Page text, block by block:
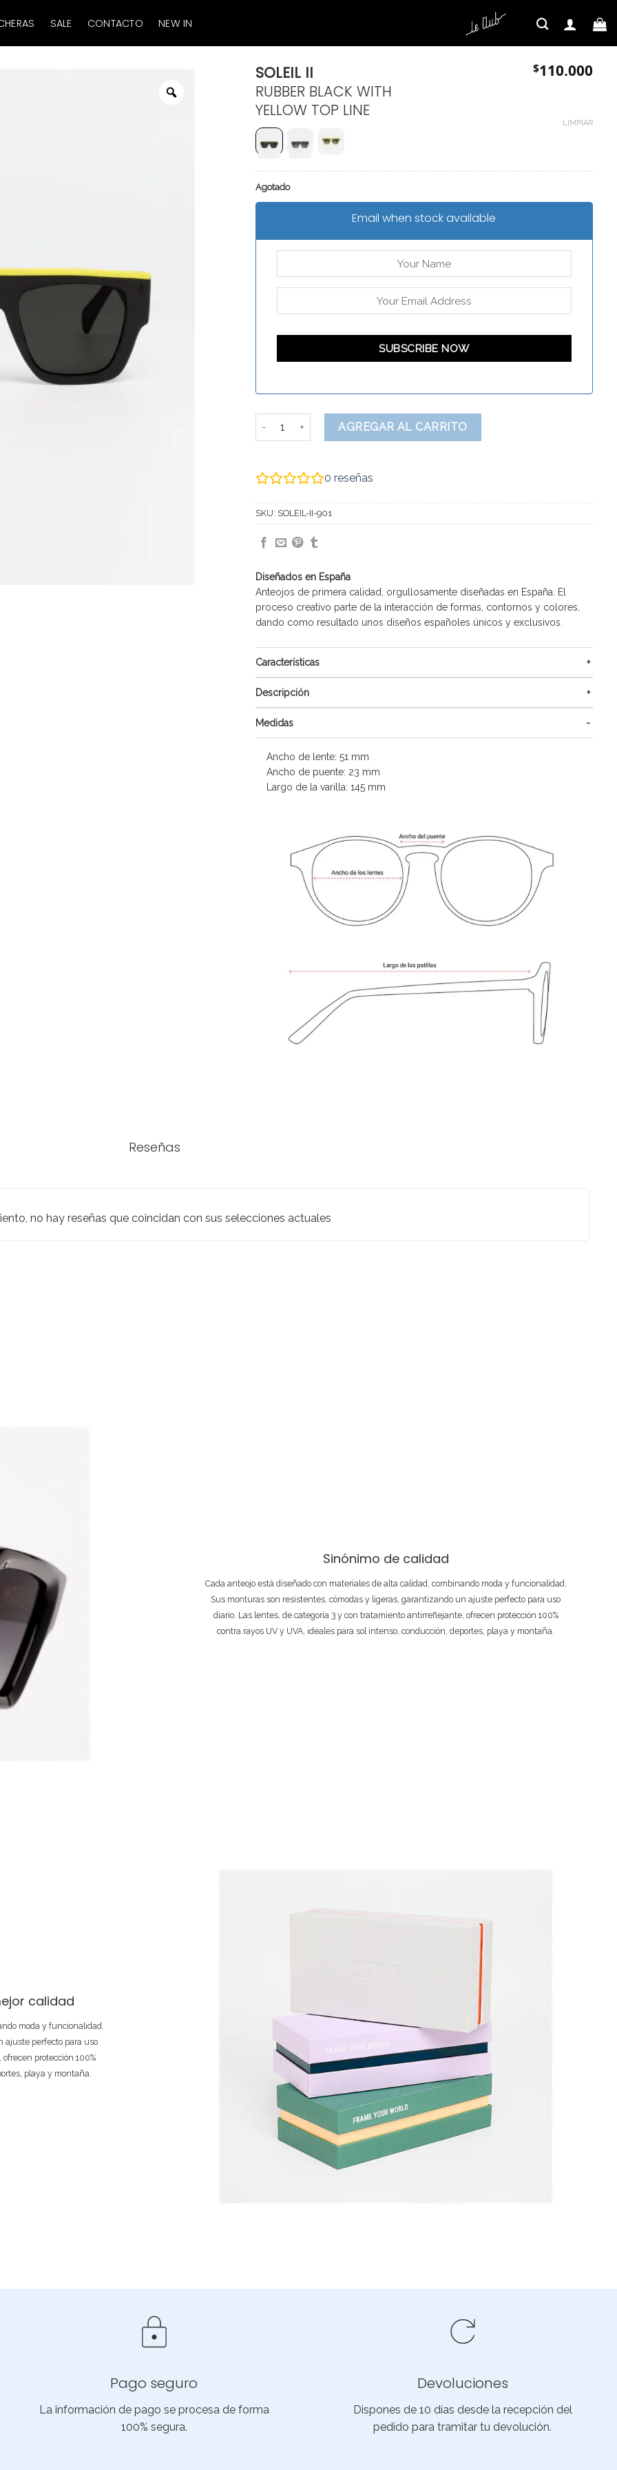
SALE CONTACTO NEW IN
SOLEIL II
RUBBER BLACK WITH
YELLOW TOP LINE
$110.000
LIMPIAR
Agotado
Email when stock available
AGREGAR AL CARRITO
0 reseñas
SKU: SOLEIL-II-901
Diseñados en España
Anteojos de primera calidad, orgullosamente diseñadas en España. El
proceso creativo parte de la interacción de formas, contornos y colores,
dando como resultado unos diseños españoles únicos y exclusivos.
Características
Descripción
Medidas
Ancho de lente: 51 mm
Ancho de puente: 23 mm
Largo de la varilla: 145 mm
Reseñas
no hay reseñas que coincidan con sus selecciones actuales
Sinónimo de calidad
Cada anteojo está diseñado con materiales de alta calidad, combinando moda y funcionalidad.
Sus monturas son resistentes, cómodas y ligeras, garantizando un ajuste perfecto para uso
diario. Las lentes, de categoría 3 y con tratamiento antirreflejante, ofrecen protección 100%
contra rayos UV y UVA, ideales para sol intenso, conducción, deportes, playa y montaña.
calidad
moda y funcionalidad.
ajuste perfecto para uso
protección 100%
playa y montaña.
Pago seguro
La información de pago se procesa de forma
100% segura.
Devoluciones
Dispones de 10 días desde la recepción del
pedido para tramitar tu devolución.